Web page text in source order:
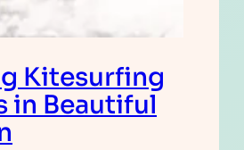
Kitesurfing
in Beautiful